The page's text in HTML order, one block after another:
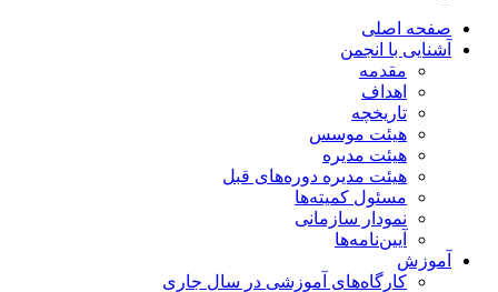
صفحه اصلی
آشنایی با انجمن
مقدمه
اهداف
تاریخچه
هیئت موسس
هیئت مدیره
هیئت مدیره دوره‌های قبل
مسئول کمیته‌ها
نمودار سازمانی
آیین‌نامه‌ها
آموزش
کارگاه‌های آموزشی در سال جاری